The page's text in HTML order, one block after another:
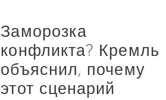
Заморозка
конфликта? Кремль
объяснил, почему
этот сценарий